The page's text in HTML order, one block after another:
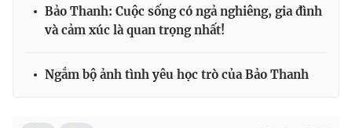
Bảo Thanh: Cuộc sống có ngả nghiêng, gia đình
và cảm xúc là quan trọng nhất!
Ngắm bộ ảnh tình yêu học trò của Bảo Thanh